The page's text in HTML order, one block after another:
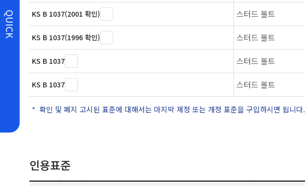
QUICK KS B 1037(2001 확인) 스터드 볼트
KS B 1037(1996 확인) 스터드 볼트
KS B 1037 스터드 볼트
KS B 1037 스터드 볼트
확인 및 폐지 고시된 표준에 대해서는 마지막 제정 또는 개정 표준을 구입하시면 됩니다.
인용표준